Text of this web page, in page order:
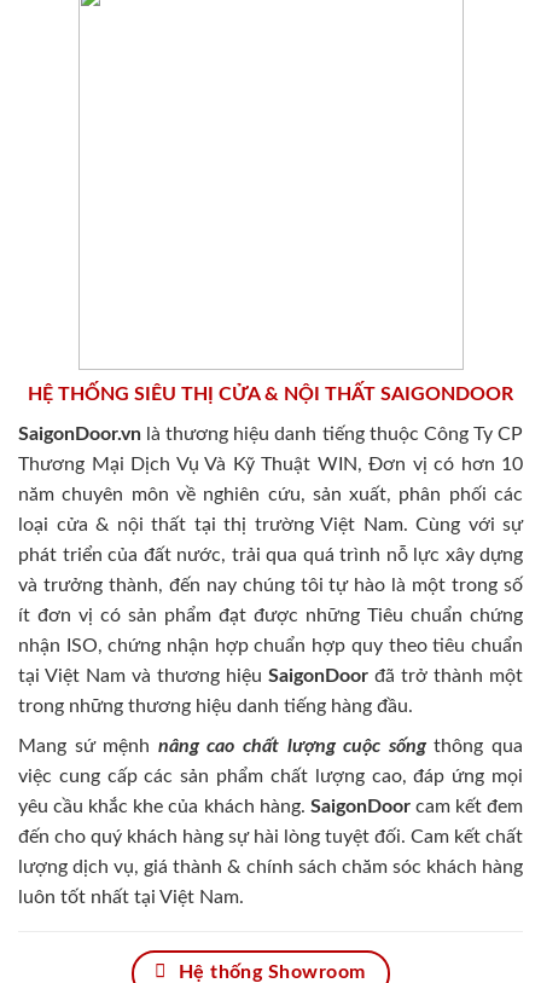
HỆ THỐNG SIÊU THỊ CỬA & NỘI THẤT SAIGONDOOR
SaigonDoor.vn là thương hiệu danh tiếng thuộc Công Ty CP
Thương Mại Dịch Vụ Và Kỹ Thuật WIN, Đơn vị có hơn 10
năm chuyên môn về nghiên cứu, sản xuất, phân phối các
loại cửa & nội thất tại thị trường Việt Nam. Cùng với sự
phát triển của đất nước, trải qua quá trình nỗ lực xây dựng
và trưởng thành, đến nay chúng tôi tự hào là một trong số
ít đơn vị có sản phẩm đạt được những Tiêu chuẩn chứng
nhận ISO, chứng nhận hợp chuẩn hợp quy theo tiêu chuẩn
tại Việt Nam và thương hiệu SaigonDoor đã trở thành một
trong những thương hiệu danh tiếng hàng đầu.
Mang sứ mệnh nâng cao chất lượng cuộc sốngthông qua
việc cung cấp các sản phẩm chất lượng cao, đáp ứng mọi
yêu cầu khắc khe của khách hàng. SaigonDoorcam kết đem
đến cho quý khách hàng sự hài lòng tuyệt đối. Cam kết chất
lượng dịch vụ, giá thành & chính sách chăm sóc khách hàng
luôn tốt nhất tại Việt Nam.
Hệ thống Showroom